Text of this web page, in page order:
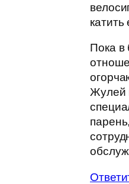
катить
Пока в
Жулей